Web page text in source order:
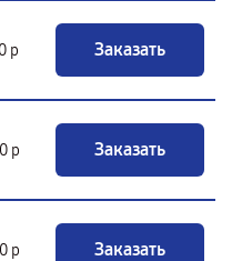
р Заказать
р Заказать
р Заказать